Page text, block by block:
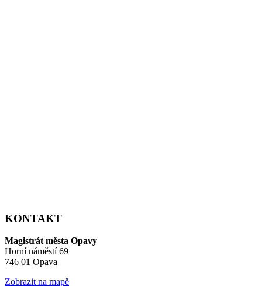
KONTAKT
Magistrát města Opavy
Horní náměstí 69
746 01 Opava
Zobrazit na mapě